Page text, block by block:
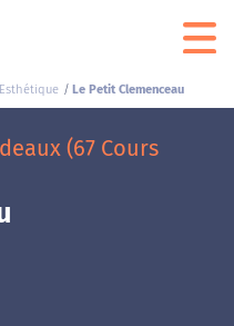
Esthétique Le Petit Clemenceau
(67 Cours